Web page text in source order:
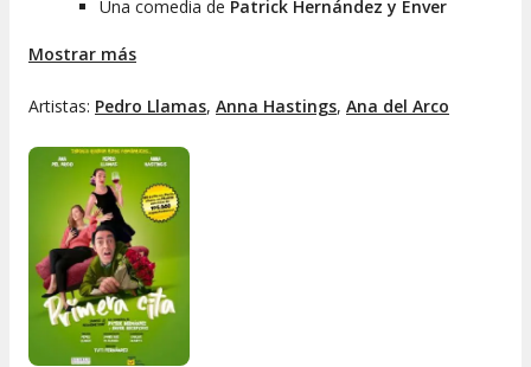
Una comedia de Patrick Hernández y Enver
ConAna Del Arco, Pedro Llamas y Anna Hastings
Versión:Pedro Llamas
Escenografía:
idea original de
Música:Tuti Fernández
Iluminación:
Mostrar más
Artistas: Pedro Llamas, Anna Hastings, Ana del Arco